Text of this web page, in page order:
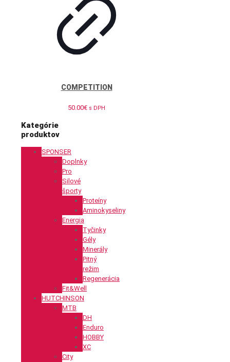
COMPETITION
50.00€ s DPH
Kategórie
produktov
SPONSER
Doplnky
Pro
Silové
športy
Proteíny
Aminokyseliny
Energia
Tyčinky
Gély
Minerály
Pitný
režim
Regenerácia
Fit&Well
HUTCHINSON
MTB
DH
Enduro
HOBBY
XC
City